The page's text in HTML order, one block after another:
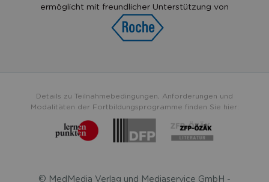
ermöglicht mit freundlicher Unterstützung von
Details zu Teilnahmebedingungen, Anforderungen und
Modalitäten der Fortbildungsprogramme finden Sie hier:
© MedMedia Verlag und Mediaservice GmbH -